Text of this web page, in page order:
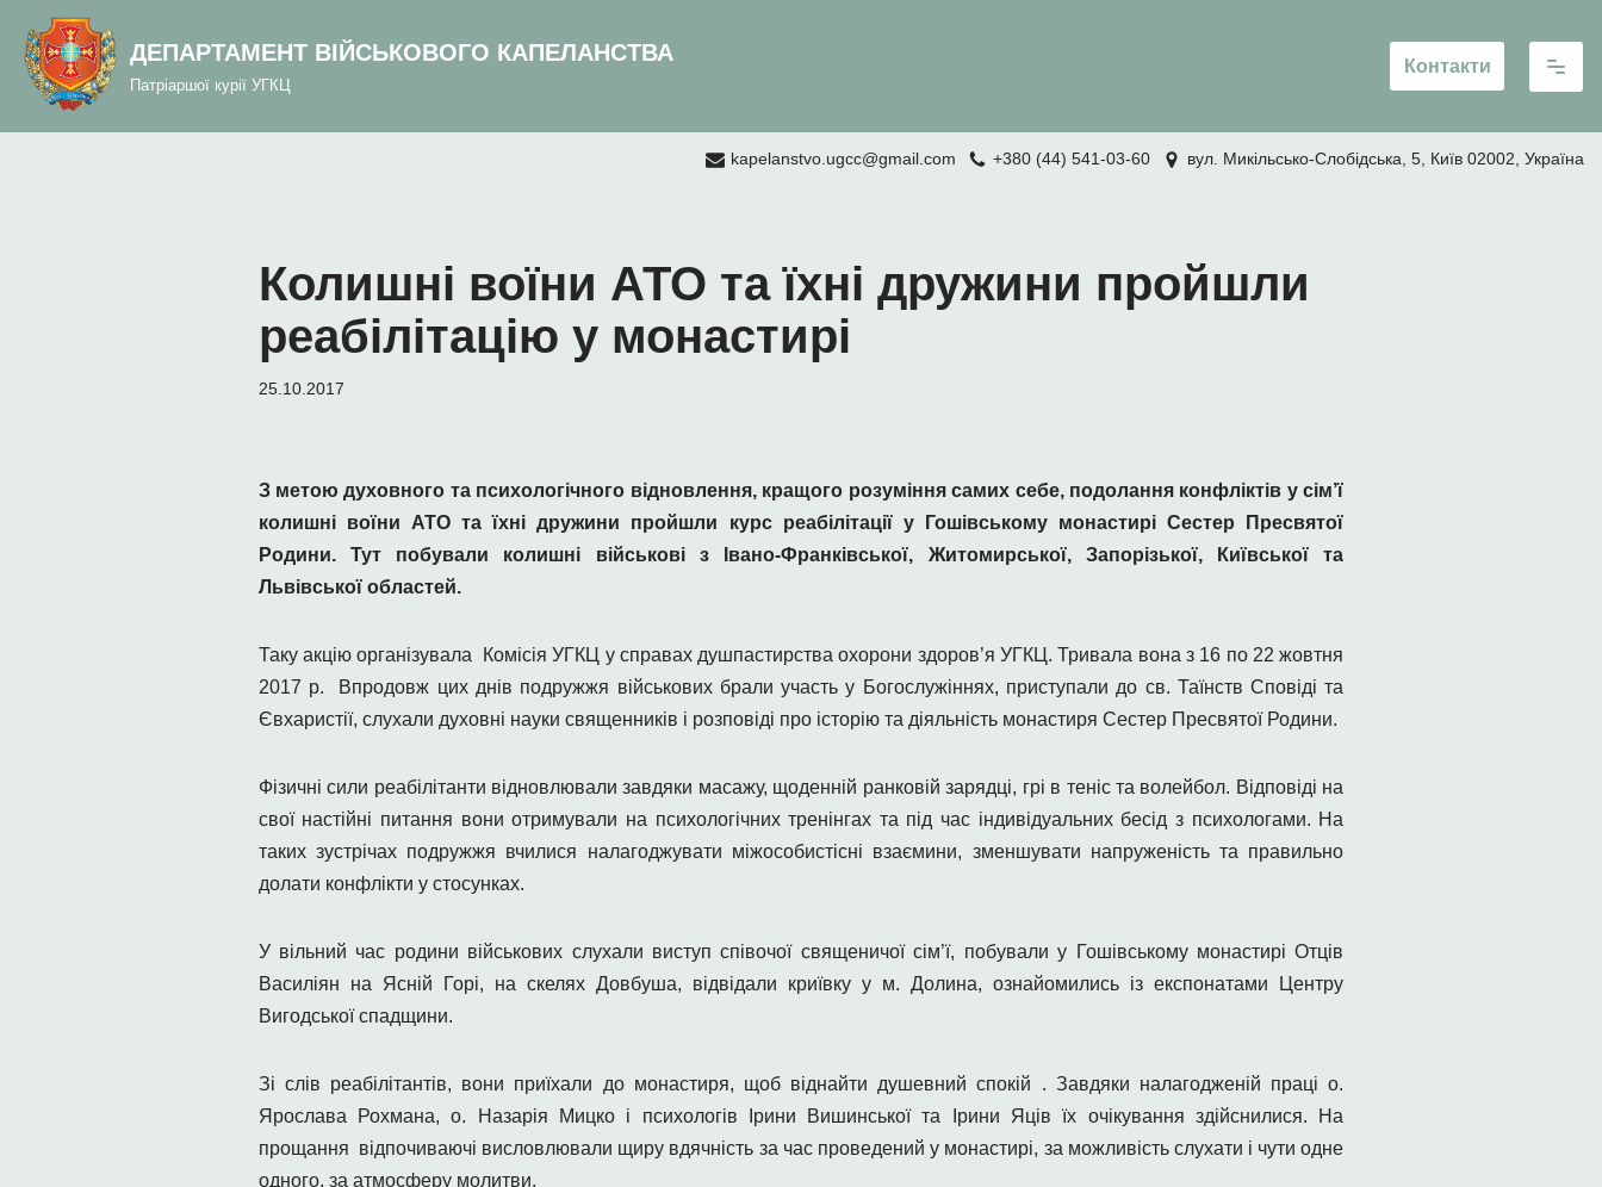
вмісту
Перейти
вмісту
ДЕПАРТАМЕНТ ВІЙСЬКОВОГО КАПЕЛАНСТВА
Патріаршої курії УГКЦ
Контакти
kapelanstvo.ugcc@gmail.com +380 (44) 541-03-60 вул. Микільсько-Слобідська, 5, Київ 02002, Україна
Колишні воїни АТО та їхні дружини пройшли
реабілітацію у монастирі
25.10.2017
З метою духовного та психологічного відновлення, кращого розуміння самих себе, подолання конфліктів у сім’ї
колишні воїни АТО та їхні дружини пройшли курс реабілітації у Гошівському монастирі Сестер Пресвятої
Родини. Тут побували колишні військові з Івано-Франківської, Житомирської, Запорізької, Київської та
Львівської областей.
Таку акцію організувала Комісія УГКЦ у справах душпастирства охорони здоров’я УГКЦ. Тривала вона з 16 по 22 жовтня
2017 р. Впродовж цих днів подружжя військових брали участь у Богослужіннях, приступали до св. Таїнств Сповіді та
Євхаристії, слухали духовні науки священників і розповіді про історію та діяльність монастиря Сестер Пресвятої Родини.
Фізичні сили реабілітанти відновлювали завдяки масажу, щоденній ранковій зарядці, грі в теніс та волейбол. Відповіді на
свої настійні питання вони отримували на психологічних тренінгах та під час індивідуальних бесід з психологами. На
таких зустрічах подружжя вчилися налагоджувати міжособистісні взаємини, зменшувати напруженість та правильно
долати конфлікти у стосунках.
У вільний час родини військових слухали виступ співочої священичої сім’ї, побували у Гошівському монастирі Отців
Василіян на Ясній Горі, на скелях Довбуша, відвідали криївку у м. Долина, ознайомились із експонатами Центру
Вигодської спадщини.
Зі слів реабілітантів, вони приїхали до монастиря, щоб віднайти душевний спокій . Завдяки налагодженій праці о.
Ярослава Рохмана, о. Назарія Мицко і психологів Ірини Вишинської та Ірини Яців їх очікування здійснилися. На
прощання відпочиваючі висловлювали щиру вдячність за час проведений у монастирі, за можливість слухати і чути одне
одного, за атмосферу молитви.